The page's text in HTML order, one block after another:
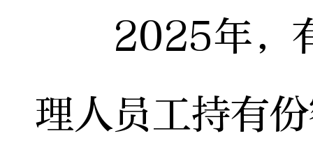
2025年，有
理人员工持有